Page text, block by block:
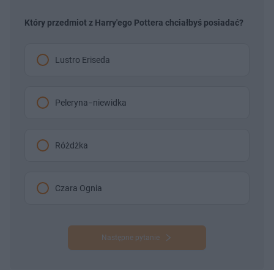
Który przedmiot z Harry'ego Pottera chciałbyś posiadać?
Lustro Eriseda
Peleryna−niewidka
Różdżka
Czara Ognia
Następne pytanie